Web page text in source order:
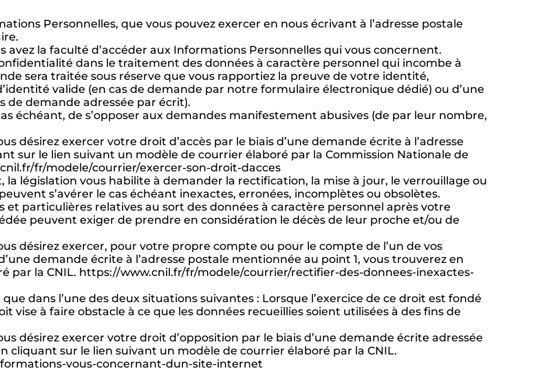
Personnelles, que vous pouvez exercer en nous écrivant à l’adresse postale
avez la faculté d’accéder aux Informations Personnelles qui vous concernent.
dans le traitement des données à caractère personnel qui incombe à
sera traitée sous réserve que vous rapportiez la preuve de votre identité,
valide (en cas de demande par notre formulaire électronique dédié) ou d’une
de demande adressée par écrit).
échéant, de s’opposer aux demandes manifestement abusives (de par leur nombre,
désirez exercer votre droit d’accès par le biais d’une demande écrite à l’adresse
sur le lien suivant un modèle de courrier élaboré par la Commission Nationale de
fr/modele/courrier/exercer-son-droit-dacces
la législation vous habilite à demander la rectification, la mise à jour, le verrouillage ou
s’avérer le cas échéant inexactes, erronées, incomplètes ou obsolètes.
particulières relatives au sort des données à caractère personnel après votre
peuvent exiger de prendre en considération le décès de leur proche et/ou de
désirez exercer, pour votre propre compte ou pour le compte de l’un de vos
demande écrite à l’adresse postale mentionnée au point 1, vous trouverez en
par la CNIL. https://www.cnil.fr/fr/modele/courrier/rectifier-des-donnees-inexactes-
que dans l’une des deux situations suivantes : Lorsque l’exercice de ce droit est fondé
vise à faire obstacle à ce que les données recueillies soient utilisées à des fins de
désirez exercer votre droit d’opposition par le biais d’une demande écrite adressée
cliquant sur le lien suivant un modèle de courrier élaboré par la CNIL.
vous-concernant-dun-site-internet